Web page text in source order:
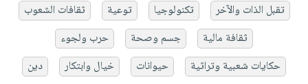
تقبل الذات والآخر
تكنولوجيا توعية
ثقافات الشعوب
ثقافة مالية
جسم وصحة
حرب ولجوء
حكايات شعبية وتراثية
حيوانات خيال وابتكار
دين